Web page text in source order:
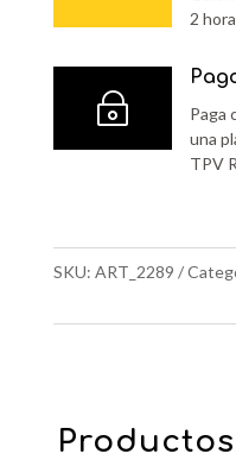
2
~
Paga
una
TPV
SKU: ART_2289